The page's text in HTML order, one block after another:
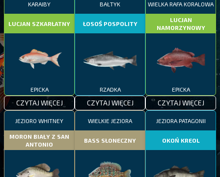
KARAIBY
LUCJAN SZKARŁATNY
EPICKA
CZYTAJ WIĘCEJ
BAŁTYK
ŁOSOŚ POSPOLITY
RZADKA
CZYTAJ WIĘCEJ
WIELKA RAFA KORALOWA
LUCJAN
NAMORZYNOWY
EPICKA
CZYTAJ WIĘCEJ
JEZIORO WHITNEY
MORON BIAŁY Z SAN
ANTONIO
WIELKIE JEZIORA
BASS SŁONECZNY
JEZIORA PATAGONII
OKOŃ KREOL